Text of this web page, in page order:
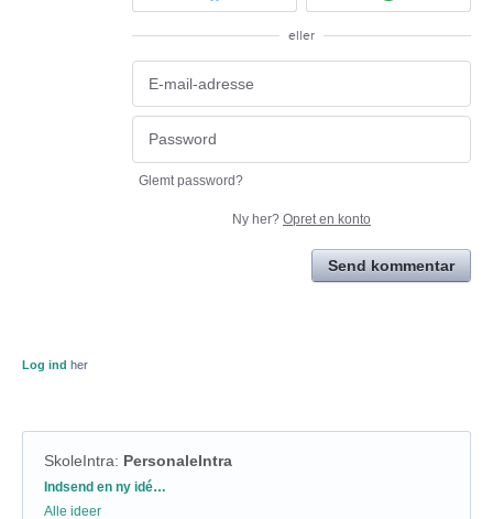
eller
Glemt password?
Ny her? Opret en konto
Send kommentar
Log ind her
SkoleIntra: PersonaleIntra
Kategorier
Indsend en ny idé…
Alle ideer